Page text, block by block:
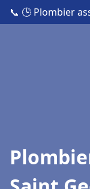
📞 🕒 Plombier